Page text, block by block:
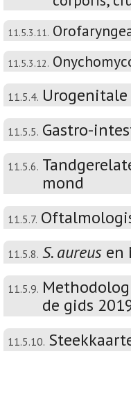
11.5.3.11.
11.5.3.12.
11.5.4.
11.5.5. Gastro-
11.5.6.
mond
11.5.7.
11.5.8. S. aureus en
11.5.9.
de gids
11.5.10.